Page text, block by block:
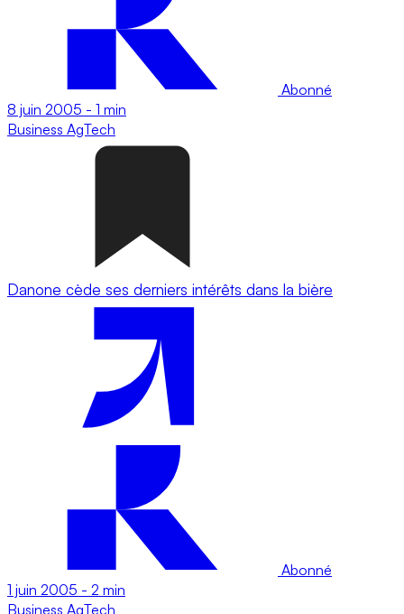
Abonné
8 juin 2005 - 1 min
Business AgTech
Danone cède ses derniers intérêts dans la bière
Abonné
1 juin 2005 - 2 min
Business AgTech